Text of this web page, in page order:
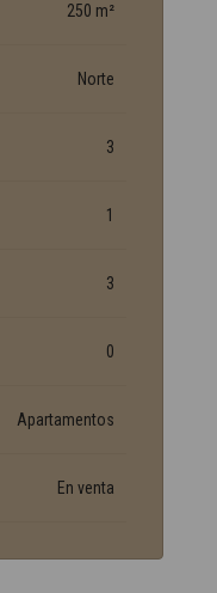
250 m²
Norte
3
1
3
0
Apartamentos
En venta